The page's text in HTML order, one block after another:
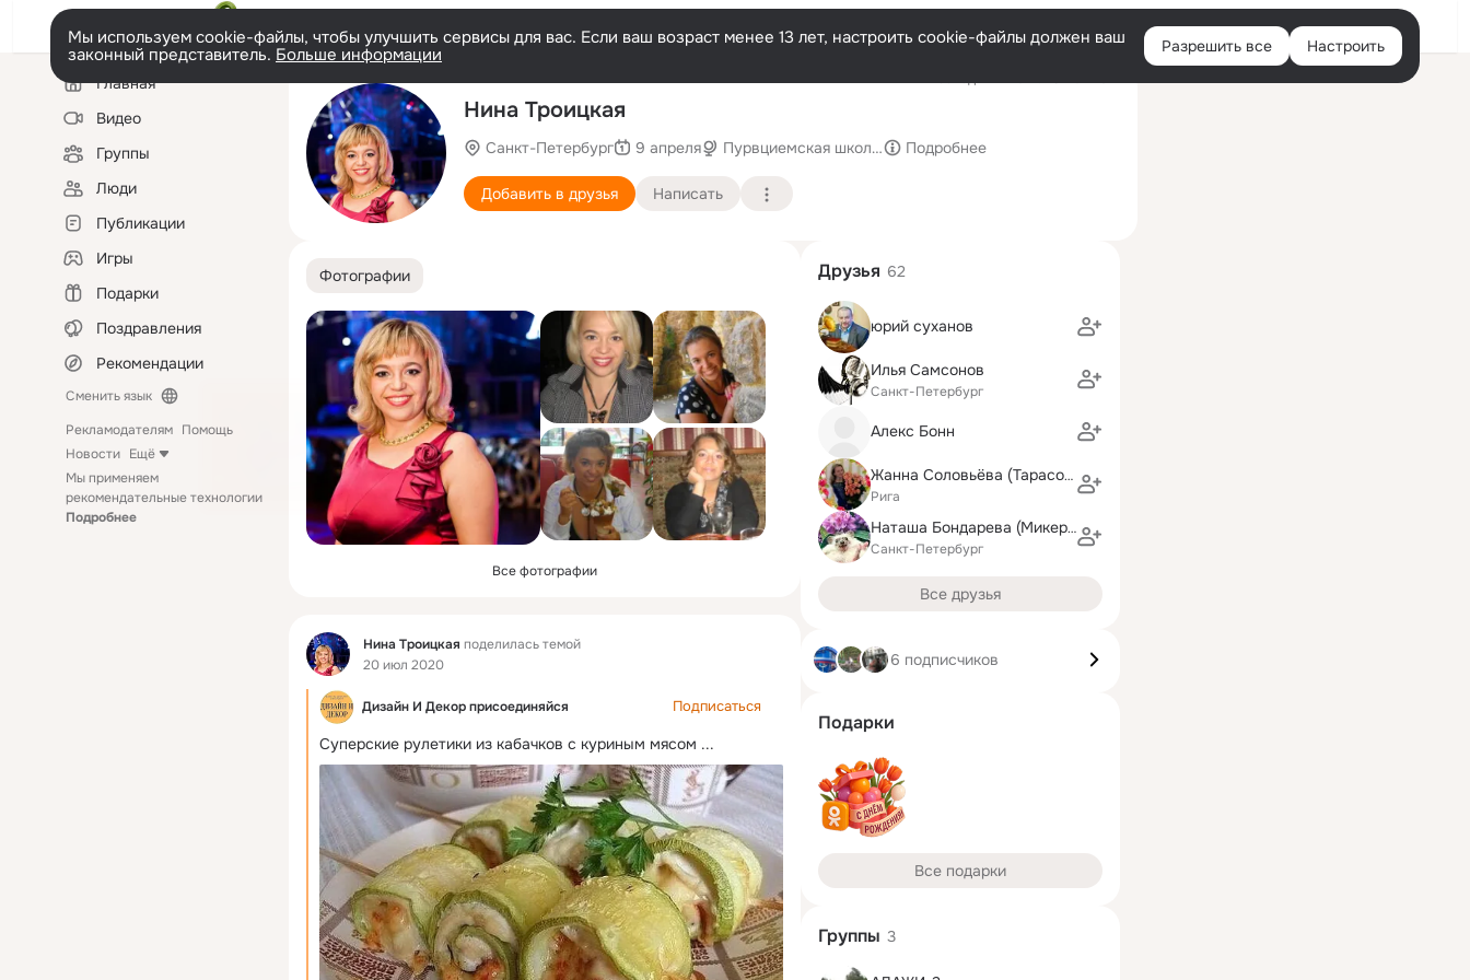
Войти
Мы используем cookie-файлы, чтобы улучшить сервисы для вас. Если ваш возраст менее 13 лет, настроить cookie-файлы должен ваш
законный представитель. Больше информации Разрешить все Настроить
Левая
колонкаГлавная
Видео
Группы
Люди
Публикации
Игры
Подарки
Поздравления
Рекомендации
Сменить язык
Рекламодателям Помощь
Новости Ещё
Мы применяем
рекомендательные технологии
Подробнее
Нина Троицкая
Санкт-Петербург 9 апреля Пурвциемская школа (гимназия)
Подробнее
Добавить в друзья Написать
Фотографии
Все фотографии
Фид Нина Троицкая поделилась темой
20 июл 2020
Дизайн И Декор присоединяйся Подписаться
Суперские рулетики из кабачков с куриным мясом ...
Друзья 62
юрий суханов
Илья Самсонов
Санкт-Петербург
Алекс Бонн
Жанна Соловьёва (Тарасова)
Рига
Наташа Бондарева (Микерова)
Санкт-Петербург
Все друзья
6 подписчиков
Подарки
Все подарки
Группы 3